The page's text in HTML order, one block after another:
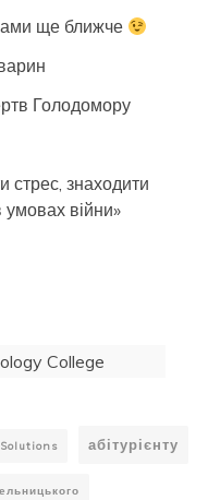
ще ближче
Голодомору
стрес, знаходити
умовах війни»
College
абітурієнту